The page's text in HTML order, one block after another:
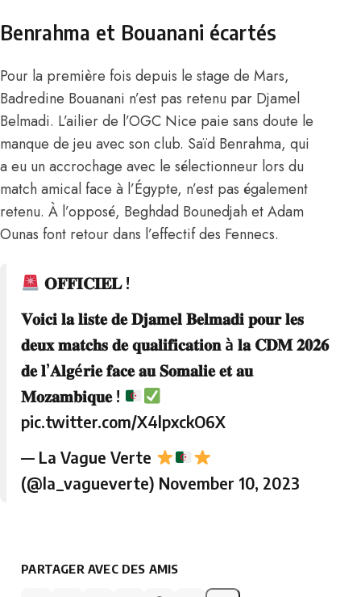
Benrahma et Bouanani écartés
Pour la première fois depuis le stage de Mars,
Badredine Bouanani n’est pas retenu par Djamel
Belmadi. L’ailier de l’OGC Nice paie sans doute le
manque de jeu avec son club. Saïd Benrahma, qui
a eu un accrochage avec le sélectionneur lors du
match amical face à l’Égypte, n’est pas également
retenu. À l’opposé, Beghdad Bounedjah et Adam
Ounas font retour dans l’effectif des Fennecs.
𝐎𝐅𝐅𝐈𝐂𝐈𝐄𝐋 !
𝐕𝐨𝐢𝐜𝐢 𝐥𝐚 𝐥𝐢𝐬𝐭𝐞 𝐝𝐞 𝐃𝐣𝐚𝐦𝐞𝐥 𝐁𝐞𝐥𝐦𝐚𝐝𝐢 𝐩𝐨𝐮𝐫 𝐥𝐞𝐬
𝐝𝐞𝐮𝐱 𝐦𝐚𝐭𝐜𝐡𝐬 𝐝𝐞 𝐪𝐮𝐚𝐥𝐢𝐟𝐢𝐜𝐚𝐭𝐢𝐨𝐧 à 𝐥𝐚 𝐂𝐃𝐌 𝟐𝟎𝟐𝟔
𝐝𝐞 𝐥’𝐀𝐥𝐠é𝐫𝐢𝐞 𝐟𝐚𝐜𝐞 𝐚𝐮 𝐒𝐨𝐦𝐚𝐥𝐢𝐞 𝐞𝐭 𝐚𝐮
𝐌𝐨𝐳𝐚𝐦𝐛𝐢𝐪𝐮𝐞 !
pic.twitter.com/X4lpxckO6X
— La Vague Verte
(@la_vagueverte) November 10, 2023
PARTAGER AVEC DES AMIS